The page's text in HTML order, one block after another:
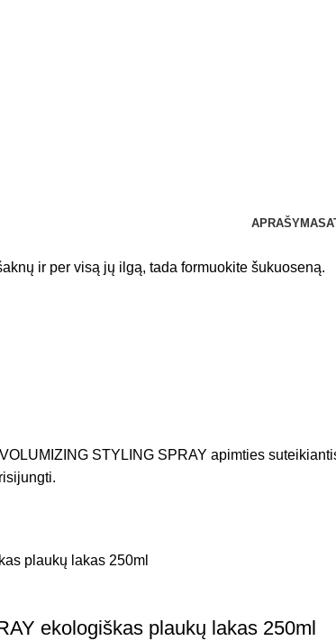
APRAŠYMAS
ir per visą jų ilgą, tada formuokite šukuoseną.
STYLING SPRAY apimties
.
ekologiškas plaukų lakas 250ml